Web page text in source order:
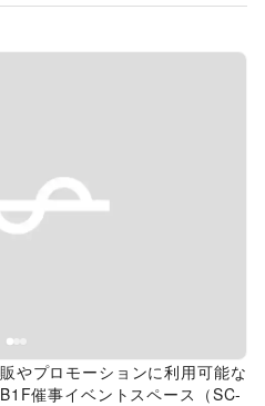
やプロモーションに利用可能な
催事イベントスペース（SC-